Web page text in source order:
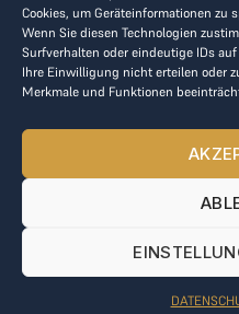
Cookies, um Geräteinformationen
Wenn Sie diesen Technologien
Surfverhalten oder eindeutige IDs
Ihre Einwilligung nicht erteilen oder
Merkmale und Funktionen
kontakt@the-
Unser freundliches Team
Mo-Fr von 8:00 bis 17:00
© 2025 The LOGE. Alle